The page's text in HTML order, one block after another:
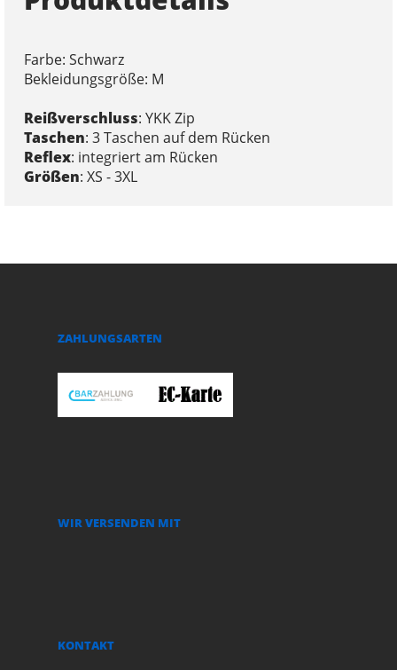
Farbe: Schwarz
Bekleidungsgröße: M
Reißverschluss: YKK Zip
Taschen: 3 Taschen auf dem Rücken
Reflex: integriert am Rücken
Größen: XS - 3XL
ZAHLUNGSARTEN
WIR VERSENDEN MIT
KONTAKT